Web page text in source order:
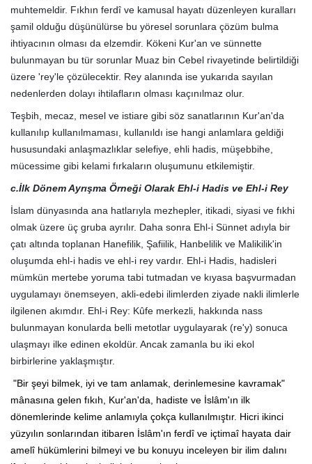
muhtemeldir. Fıkhın ferdî ve kamusal hayatı düzenleyen kuralları
şamil olduğu düşünülürse bu yöresel sorunlara çözüm bulma
ihtiyacının olması da elzemdir. Kökeni Kur'an ve sünnette
bulunmayan bu tür sorunlar Muaz bin Cebel rivayetinde belirtildiği
üzere 'rey'le çözülecektir. Rey alanında ise yukarıda sayılan
nedenlerden dolayı ihtilafların olması kaçınılmaz olur.
Teşbih, mecaz, mesel ve istiare gibi söz sanatlarının Kur'an'da
kullanılıp kullanılmaması, kullanıldı ise hangi anlamlara geldiği
hususundaki anlaşmazlıklar selefiye, ehli hadis, müşebbihe,
mücessime gibi kelami fırkaların oluşumunu etkilemiştir.
c.İlk Dönem Ayrışma Örneği Olarak Ehl-i Hadis ve Ehl-i Rey
İslam dünyasında ana hatlarıyla mezhepler, itikadi, siyasi ve fıkhi
olmak üzere üç gruba ayrılır. Daha sonra Ehl-i Sünnet adıyla bir
çatı altında toplanan Hanefilik, Şafiilik, Hanbelilik ve Malikilik'in
oluşumda ehl-i hadis ve ehl-i rey vardır. Ehl-i Hadis, hadisleri
mümkün mertebe yoruma tabi tutmadan ve kıyasa başvurmadan
uygulamayı önemseyen, akli-edebi ilimlerden ziyade nakli ilimlerle
ilgilenen akımdır. Ehl-i Rey: Kûfe merkezli, hakkında nass
bulunmayan konularda belli metotlar uygulayarak (re'y) sonuca
ulaşmayı ilke edinen ekoldür. Ancak zamanla bu iki ekol
birbirlerine yaklaşmıştır.
"Bir şeyi bilmek, iyi ve tam anlamak, derinlemesine kavramak"
mânasına gelen fıkıh, Kur'an'da, hadiste ve İslâm'ın ilk
dönemlerinde kelime anlamıyla çokça kullanılmıştır. Hicri ikinci
yüzyılın sonlarından itibaren İslâm'ın ferdî ve içtimaî hayata dair
amelî hükümlerini bilmeyi ve bu konuyu inceleyen bir ilim dalını